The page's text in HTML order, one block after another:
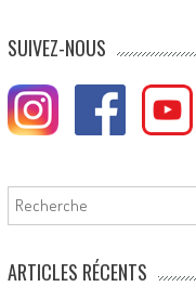
SUIVEZ-NOUS
Rechercher
ARTICLES RÉCENTS